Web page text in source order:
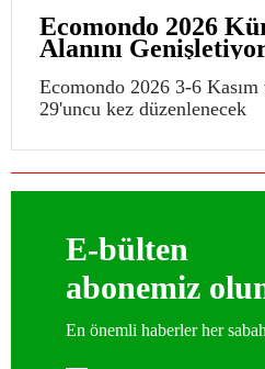
Ecomondo 2026
Alanını
Ecomondo 2026 3-6 Kasım
29'uncu kez düzenlenecek
E-bülten
abonemiz
En önemli haberler her